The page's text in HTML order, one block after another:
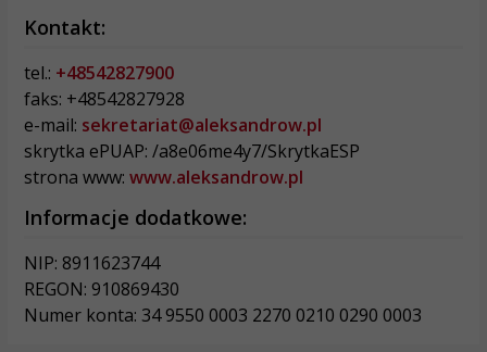
Kontakt:
tel.: +48542827900
faks: +48542827928
e-mail: sekretariat@aleksandrow.pl
skrytka ePUAP: /a8e06me4y7/SkrytkaESP
strona www: www.aleksandrow.pl
Informacje dodatkowe:
NIP: 8911623744
REGON: 910869430
Numer konta: 34 9550 0003 2270 0210 0290 0003